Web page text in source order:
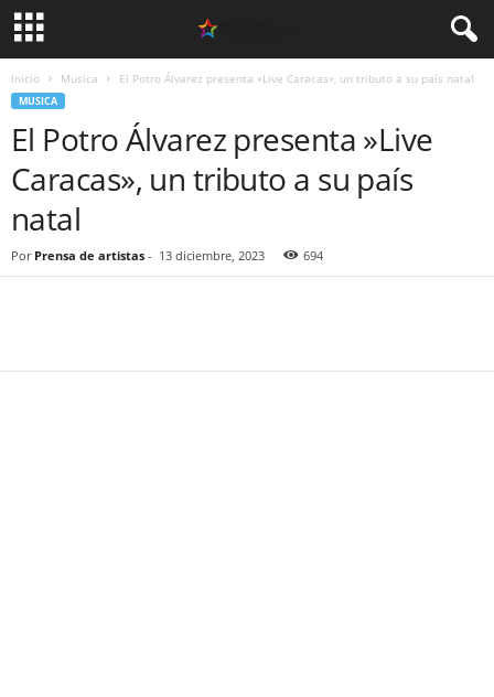
Inicio Musica El Potro Álvarez presenta »Live Caracas», un tributo a su país natal
MUSICA
El Potro Álvarez presenta »Live
Caracas», un tributo a su país
natal
Por Prensa de artistas - 13 diciembre, 2023 694